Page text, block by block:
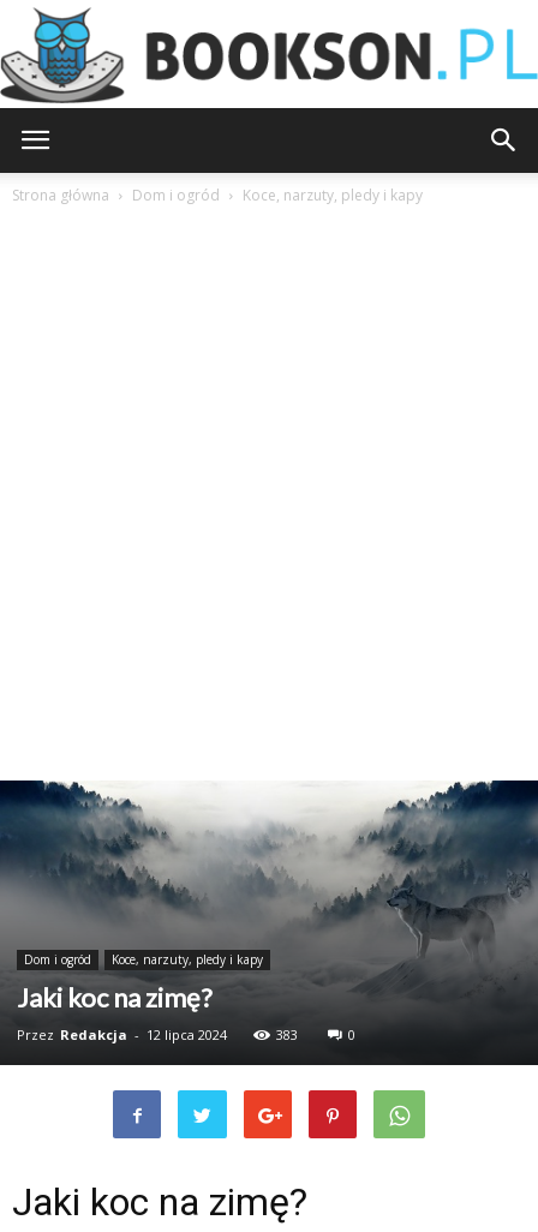
Strona główna Dom i ogród Koce, narzuty, pledy i kapy
Dom i ogród Koce, narzuty, pledy i kapy
Jaki koc na zimę?
Przez Redakcja - 12 lipca 2024 383 0
Jaki koc na zimę?